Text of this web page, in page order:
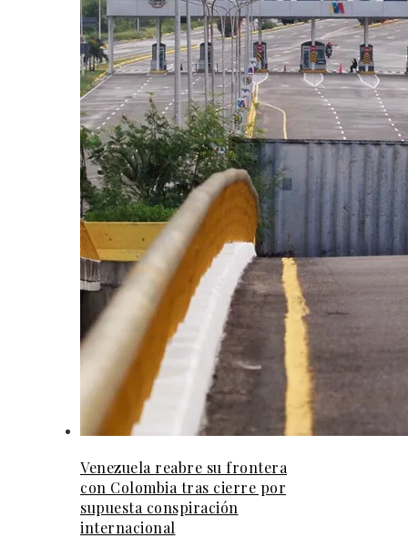
Venezuela reabre su frontera
con Colombia tras cierre por
supuesta conspiración
internacional